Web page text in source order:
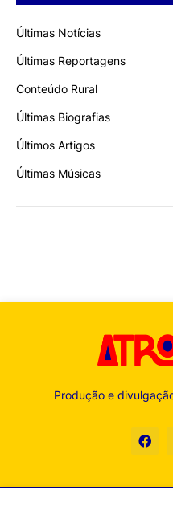
Últimas Notícias
Últimas Reportagens
Conteúdo Rural
Últimas Biografias
Últimos Artigos
Últimas Músicas
Produção e